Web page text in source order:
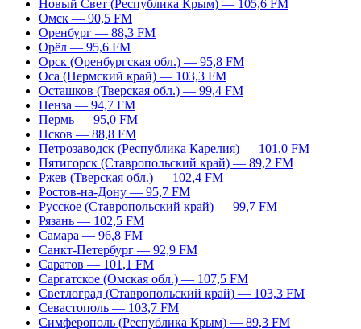
Новый Свет (Республика Крым) — 105,6 FM
Омск — 90,5 FM
Оренбург — 88,3 FM
Орёл — 95,6 FM
Орск (Оренбургская обл.) — 95,8 FM
Оса (Пермский край) — 103,3 FM
Осташков (Тверская обл.) — 99,4 FM
Пенза — 94,7 FM
Пермь — 95,0 FM
Псков — 88,8 FM
Петрозаводск (Республика Карелия) — 101,0 FM
Пятигорск (Ставропольский край) — 89,2 FM
Ржев (Тверская обл.) — 102,4 FM
Ростов-на-Дону — 95,7 FM
Русское (Ставропольский край) — 99,7 FM
Рязань — 102,5 FM
Самара — 96,8 FM
Санкт-Петербург — 92,9 FM
Саратов — 101,1 FM
Саргатское (Омская обл.) — 107,5 FM
Светлоград (Ставропольский край) — 103,3 FM
Севастополь — 103,7 FM
Симферополь (Республика Крым) — 89,3 FM